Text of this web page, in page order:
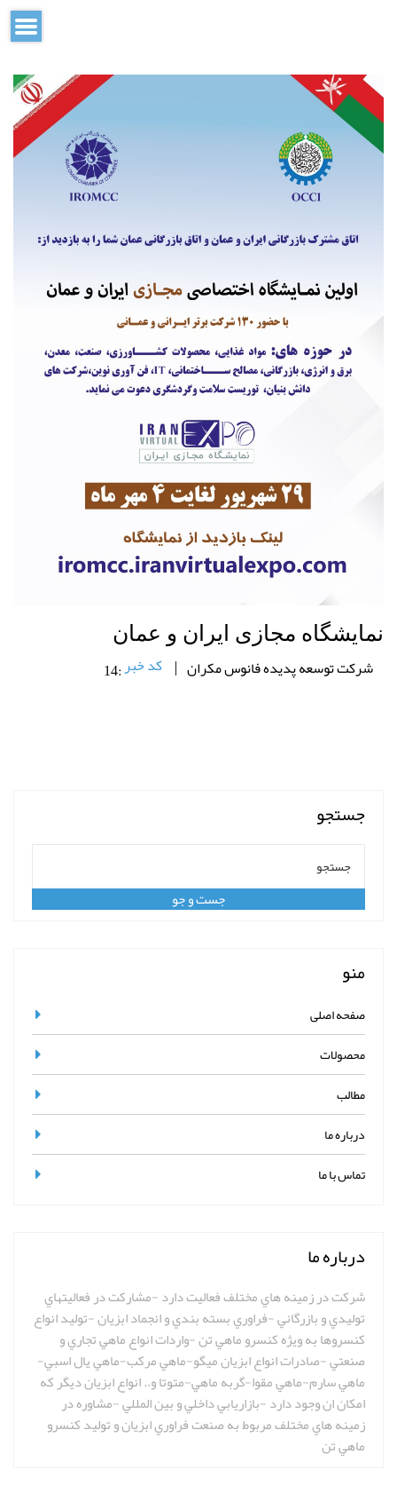
نمایشگاه مجازی ایران و عمان
14:کد خبر شرکت توسعه پدیده فانوس مکران
جستجو
منو
صفحه اصلی
محصولات
مطالب
درباره ما
تماس با ما
درباره ما
شركت در زمينه هاي مختلف فعاليت دارد -مشاركت در فعاليتهاي
توليدي و بازرگاني -فراوري بسته بندي و انجماد ابزيان -توليد انواع
كنسروها به ويژه كنسرو ماهي تن -واردات انواع ماهي تجاري و
صنعتي -صادرات انواع ابزيان ميگو-ماهي مركب-ماهي يال اسبي-
ماهي سارم-ماهي مقوا-گربه ماهي-متوتا و.. انواع ابزيان ديگر كه
امكان ان وجود دارد -بازاريابي داخلي و بين المللي -مشاوره در
زمينه هاي مختلف مربوط به صنعت فراوري ابزيان و توليد كنسرو
ماهي تن